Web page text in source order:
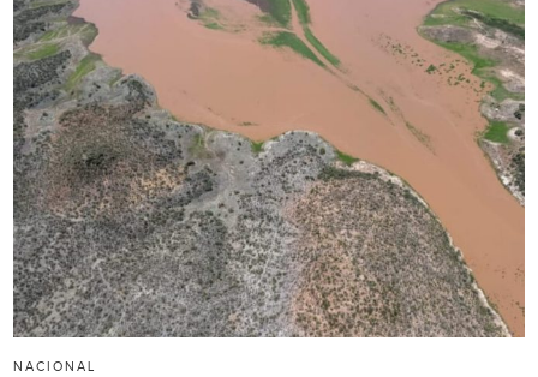
NACIONAL